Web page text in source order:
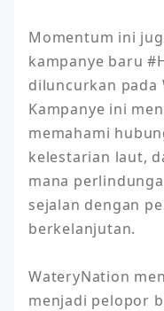
Momentum ini
kampanye baru
diluncurkan pada
Kampanye ini
memahami
kelestarian laut,
mana
sejalan dengan
berkelanjutan.
WateryNation
menjadi pelopor